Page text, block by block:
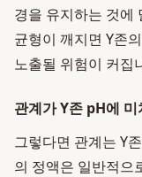
경을 유지하는 것에
균형이 깨지면 Y존
노출될 위험이 커집
관계가 Y존 pH에
그렇다면 관계는 Y
의 정액은 일반적으